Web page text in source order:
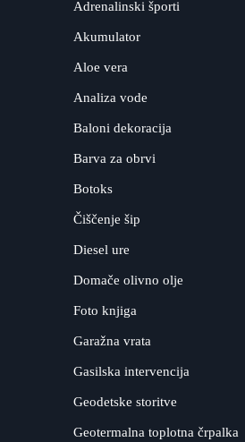
Adrenalinski športi
Akumulator
Aloe vera
Analiza vode
Baloni dekoracija
Barva za obrvi
Botoks
Čiščenje šip
Diesel ure
Domače olivno olje
Foto knjiga
Garažna vrata
Gasilska intervencija
Geodetske storitve
Geotermalna toplotna črpalka